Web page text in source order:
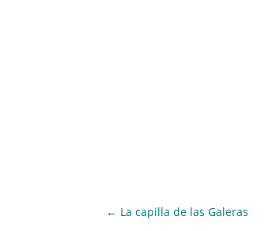
← La capilla de las Galeras